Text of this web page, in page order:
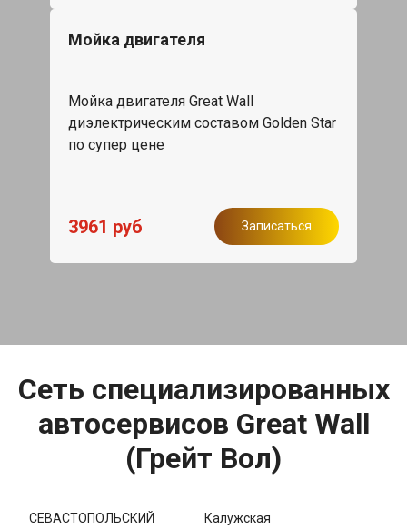
Мойка двигателя
Мойка двигателя Great Wall
диэлектрическим составом Golden Star
по супер цене
3961 руб Записаться
Сеть специализированных
автосервисов Great Wall
(Грейт Вол)
СЕВАСТОПОЛЬСКИЙ
Калужская